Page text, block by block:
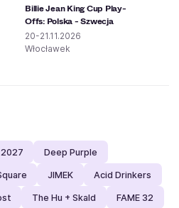
Billie Jean King Cup Play-
Offs: Polska - Szwecja
20-21.11.2026
Włocławek
Deep Purple
JIMEK Acid Drinkers
The Hu + Skald FAME 32